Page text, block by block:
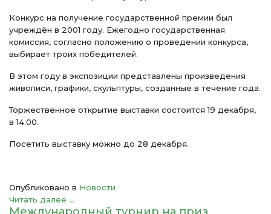
Конкурс на получение государственной премии был
учреждён в 2001 году. Ежегодно государственная
комиссия, согласно положению о проведении конкурса,
выбирает троих победителей.
В этом году в экспозиции представлены произведения
живописи, графики, скульптуры, созданные в течение года.
Торжественное открытие выставки состоится 19 декабря,
в 14.00.
Посетить выставку можно до 28 декабря.
Опубликовано в Новости
Читать далее ...